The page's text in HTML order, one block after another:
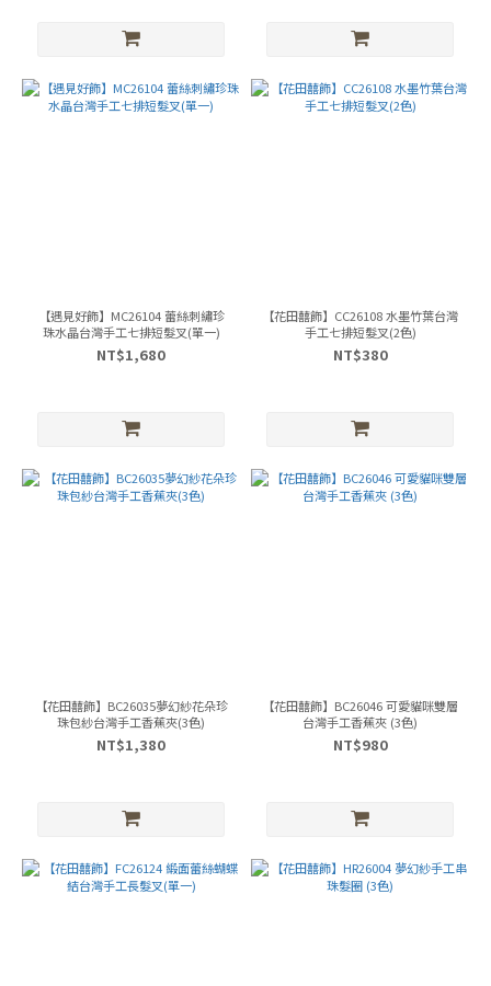
【遇見好飾】MC26104 蕾絲刺繡珍
珠水晶台灣手工七排短髮叉(單一)
NT$1,680
【花田囍飾】CC26108 水墨竹葉台灣
手工七排短髮叉(2色)
NT$380
【花田囍飾】BC26035夢幻紗花朵珍
珠包紗台灣手工香蕉夾(3色)
NT$1,380
【花田囍飾】BC26046 可愛貓咪雙層
台灣手工香蕉夾 (3色)
NT$980